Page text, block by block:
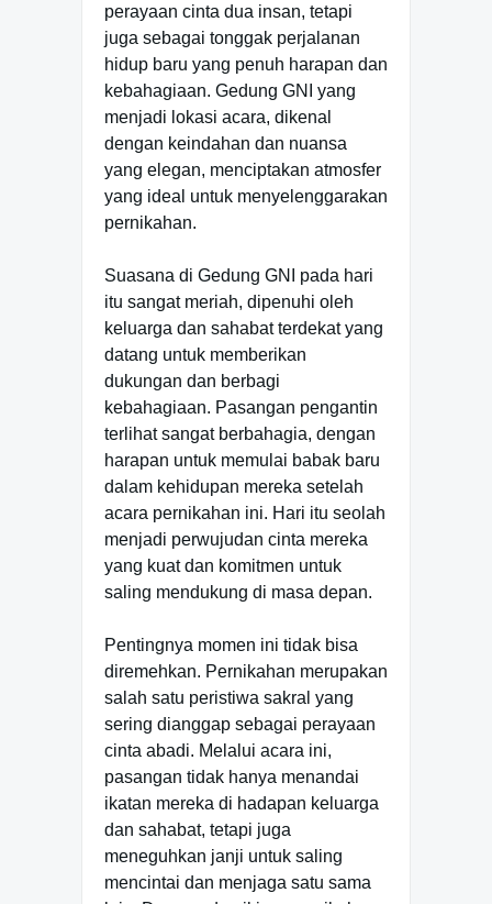
perayaan cinta dua insan, tetapi
juga sebagai tonggak perjalanan
hidup baru yang penuh harapan dan
kebahagiaan. Gedung GNI yang
menjadi lokasi acara, dikenal
dengan keindahan dan nuansa
yang elegan, menciptakan atmosfer
yang ideal untuk menyelenggarakan
pernikahan.
Suasana di Gedung GNI pada hari
itu sangat meriah, dipenuhi oleh
keluarga dan sahabat terdekat yang
datang untuk memberikan
dukungan dan berbagi
kebahagiaan. Pasangan pengantin
terlihat sangat berbahagia, dengan
harapan untuk memulai babak baru
dalam kehidupan mereka setelah
acara pernikahan ini. Hari itu seolah
menjadi perwujudan cinta mereka
yang kuat dan komitmen untuk
saling mendukung di masa depan.
Pentingnya momen ini tidak bisa
diremehkan. Pernikahan merupakan
salah satu peristiwa sakral yang
sering dianggap sebagai perayaan
cinta abadi. Melalui acara ini,
pasangan tidak hanya menandai
ikatan mereka di hadapan keluarga
dan sahabat, tetapi juga
meneguhkan janji untuk saling
mencintai dan menjaga satu sama